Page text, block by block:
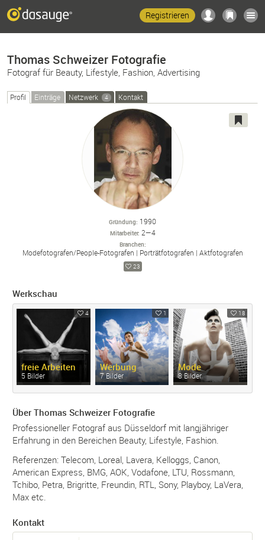
Registrieren
Thomas Schweizer Fotografie
Fotograf für Beauty, Lifestyle, Fashion, Advertising
Profil Einträge Netzwerk 4 Kontakt
Gründung 1990
Mitarbeiter 2—4
Branchen
Modefotografen/People-Fotografen Porträtfotografen Aktfotografen
23
Werkschau
4
freie Arbeiten
5 Bilder
1
Werbung
7 Bilder
18
Mode
8 Bilder
Über Thomas Schweizer Fotografie
Professioneller Fotograf aus Düsseldorf mit langjähriger
Erfahrung in den Bereichen Beauty, Lifestyle, Fashion.
Referenzen: Telecom, Loreal, Lavera, Kelloggs, Canon,
American Express, BMG, AOK, Vodafone, LTU, Rossmann,
Tchibo, Petra, Brigritte, Freundin, RTL, Sony, Playboy, LaVera,
Max etc.
Kontakt